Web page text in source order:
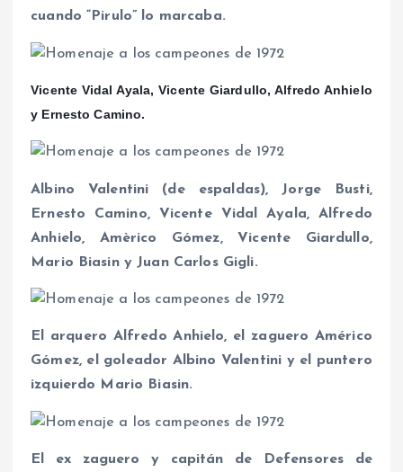
cuando “Pirulo” lo marcaba.
Vicente Vidal Ayala, Vicente Giardullo, Alfredo Anhielo
y Ernesto Camino.
Albino Valentini (de espaldas), Jorge Busti,
Ernesto Camino, Vicente Vidal Ayala, Alfredo
Anhielo, Amèrico Gómez, Vicente Giardullo,
Mario Biasin y Juan Carlos Gigli.
El arquero Alfredo Anhielo, el zaguero Américo
Gómez, el goleador Albino Valentini y el puntero
izquierdo Mario Biasin.
El ex zaguero y capitán de Defensores de